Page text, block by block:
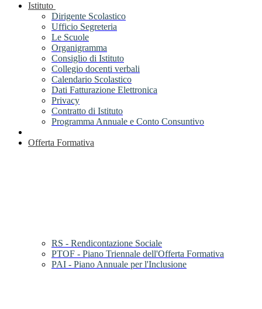
Istituto
Dirigente Scolastico
Ufficio Segreteria
Le Scuole
Organigramma
Consiglio di Istituto
Collegio docenti verbali
Calendario Scolastico
Dati Fatturazione Elettronica
Privacy
Contratto di Istituto
Programma Annuale e Conto Consuntivo
Offerta Formativa
RS - Rendicontazione Sociale
PTOF - Piano Triennale dell'Offerta Formativa
PAI - Piano Annuale per l'Inclusione